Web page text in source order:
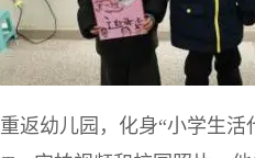
返幼儿园，化身“小学生